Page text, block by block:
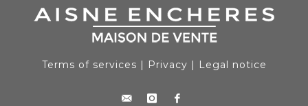
Terms of services | Privacy | Legal notice